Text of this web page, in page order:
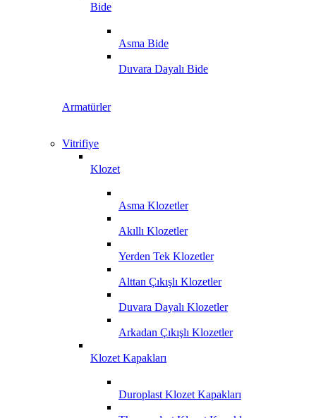
Bide
Asma Bide
Duvara Dayalı Bide
Armatürler
Vitrifiye
Klozet
Asma Klozetler
Akıllı Klozetler
Yerden Tek Klozetler
Alttan Çıkışlı Klozetler
Duvara Dayalı Klozetler
Arkadan Çıkışlı Klozetler
Klozet Kapakları
Duroplast Klozet Kapakları